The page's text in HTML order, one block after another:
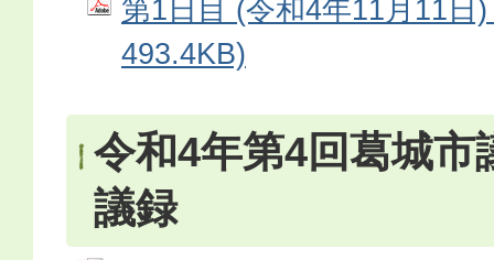
第1日目 (令和4年11月11日
493.4KB)
令和4年第4回葛城市
議録